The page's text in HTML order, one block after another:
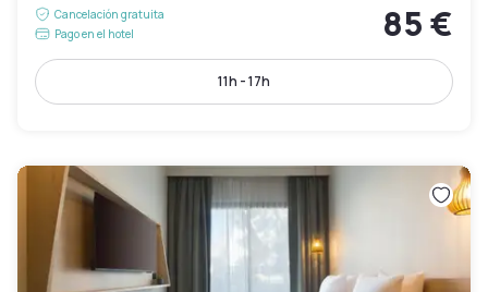
Cancelación gratuita
Pago en el hotel
85 €
11h - 17h